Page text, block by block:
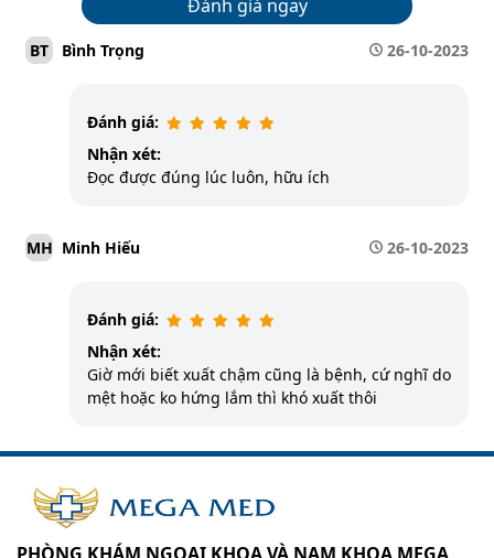
Đánh giá ngay
BT Bình Trọng 26-10-2023
Đánh giá:
Nhận xét:
Đọc được đúng lúc luôn, hữu ích
MH Minh Hiếu 26-10-2023
Đánh giá:
Nhận xét:
Giờ mới biết xuất chậm cũng là bệnh, cứ nghĩ do
mệt hoặc ko hứng lắm thì khó xuất thôi